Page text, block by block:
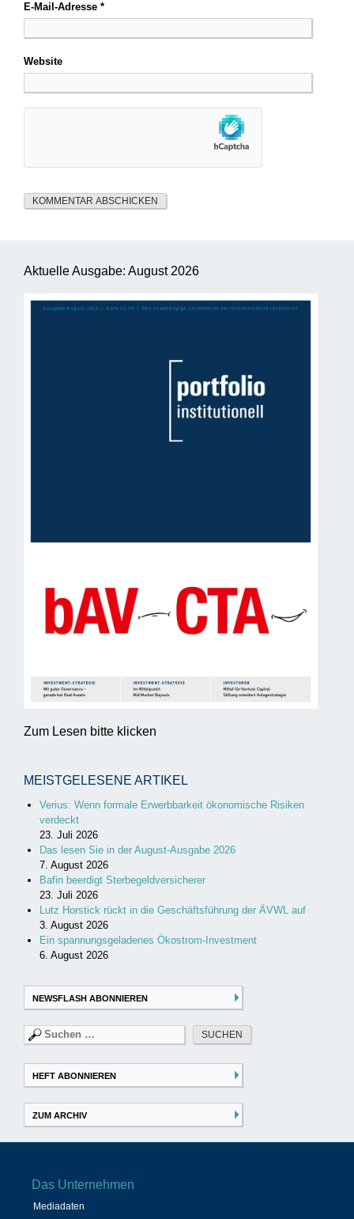
E-Mail-Adresse *
Website
Aktuelle Ausgabe: August 2026
Zum Lesen bitte klicken
MEISTGELESENE ARTIKEL
Verius: Wenn formale Erwerbbarkeit ökonomische Risiken
verdeckt
23. Juli 2026
Das lesen Sie in der August-Ausgabe 2026
7. August 2026
Bafin beerdigt Sterbegeldversicherer
23. Juli 2026
Lutz Horstick rückt in die Geschäftsführung der ÄVWL auf
3. August 2026
Ein spannungsgeladenes Ökostrom-Investment
6. August 2026
NEWSFLASH ABONNIEREN
Suchen
nach:
HEFT ABONNIEREN
ZUM ARCHIV
Das Unternehmen
Mediadaten